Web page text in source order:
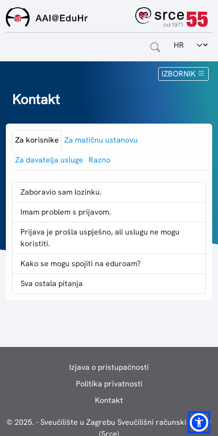
Odabir
IZBORNIK
Za matične ustanove
O sustavu
Kontakt
Kontakt
Za korisnike Za matičnu ustanovu
Za davatelja usluge
Razno
Zaboravio sam lozinku.
Imam problem s prijavom.
Prijava je prošla uspješno, ali uslugu ne mogu
koristiti.
Kako se mogu spojiti na eduroam?
Sva ostala pitanja
Izjava o pristupačnosti
Politika privatnosti
Kontakt
© 2025. - Sveučilište u Zagrebu Sveučilišni računski centar
(Srce)